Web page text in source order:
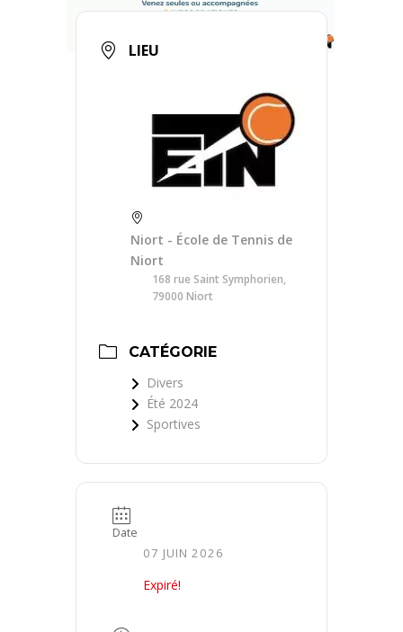
LIEU
Niort - École de Tennis de
Niort
168 rue Saint Symphorien,
79000 Niort
CATÉGORIE
Divers
Été 2024
Sportives
Date
07 JUIN 2026
Expiré!